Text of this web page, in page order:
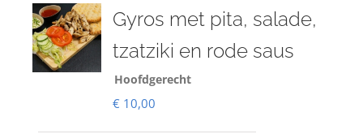
Gyros met pita, salade,
tzatziki en rode saus
Hoofdgerecht
€ 10,00